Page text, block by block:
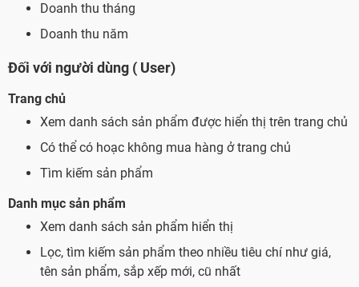
Doanh thu tháng
Doanh thu năm
Đối với người dùng ( User)
Trang chủ
Xem danh sách sản phẩm được hiển thị trên trang chủ
Có thể có hoạc không mua hàng ở trang chủ
Tìm kiếm sản phẩm
Danh mục sản phẩm
Xem danh sách sản phẩm hiển thị
Lọc, tìm kiếm sản phẩm theo nhiều tiêu chí như giá,
tên sản phẩm, sắp xếp mới, cũ nhất